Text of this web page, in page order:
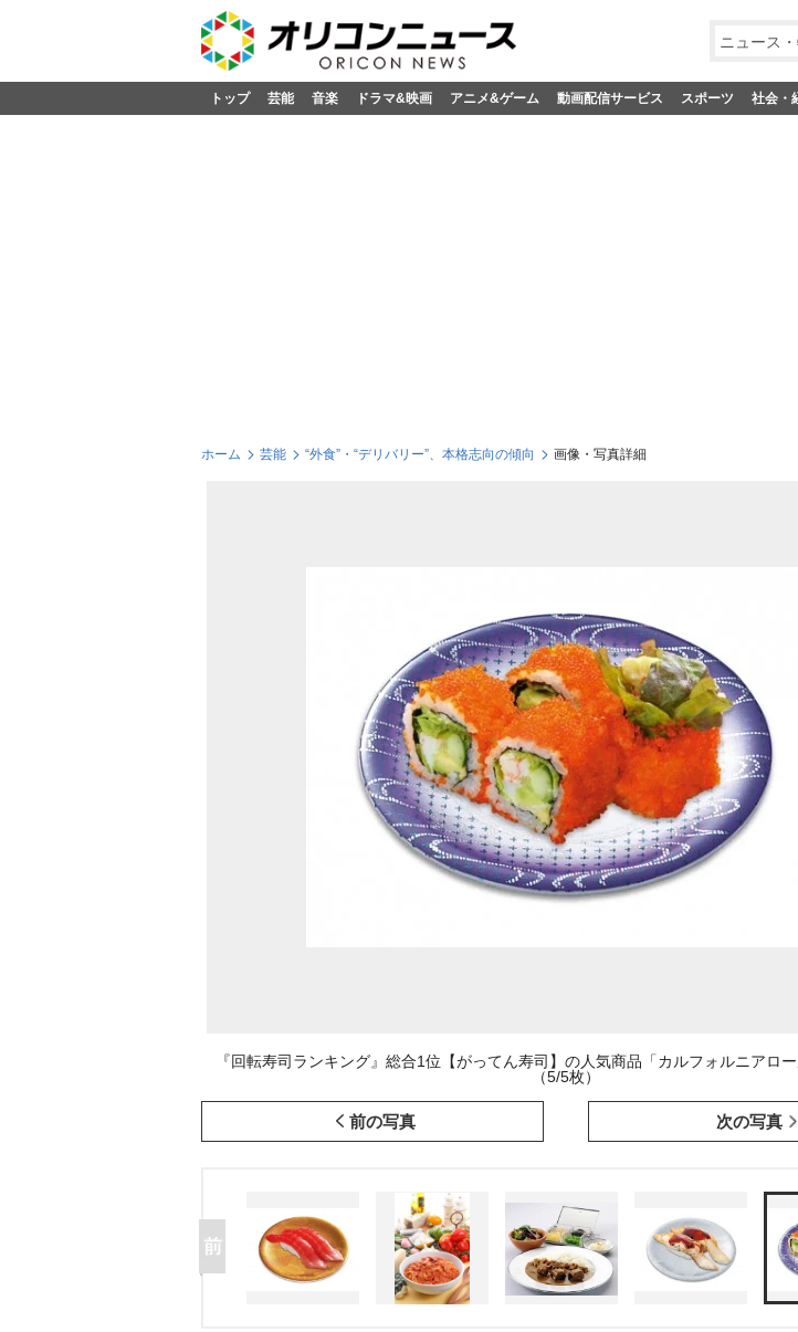
ニュース
トップ 芸能 音楽 ドラマ&映画 アニメ&ゲーム 動画配信サービス スポーツ 社会・
ホーム 芸能 “外食”・“デリバリー”、本格志向の傾向 画像・写真詳細
『回転寿司ランキング』総合1位【がってん寿司】の人気商品「カルフォルニアロー
（5/5枚）
前の写真 次の写真